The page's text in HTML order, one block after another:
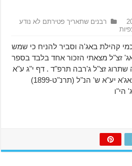
רבנים שתאריך פטירתם לא נודע
קהילת באג'ה וסביר להניח כי שמש
זצ"ל מצאתי הזכור אחד בלבד בספר
זצ"ל ג'רבה תרפ"ד . דף י"ג ע"א
סימן מ"ד וכך נכתב: לעיר באג'א יע"א ש' הנ"ל (תרנ"ט-1899)
הי"ו